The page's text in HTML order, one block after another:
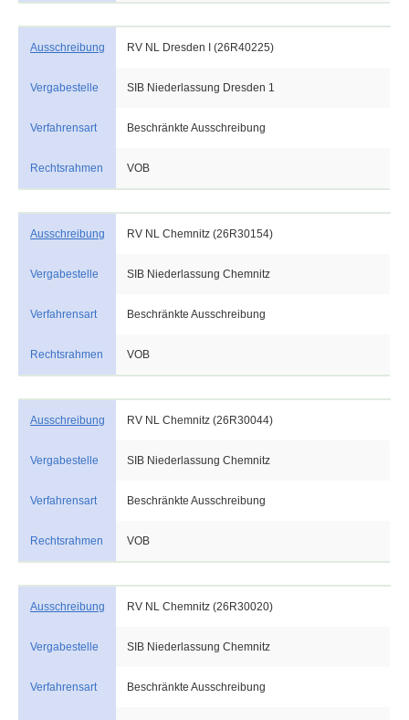
Ausschreibung RV NL Dresden I (26R40225)
Vergabestelle SIB Niederlassung Dresden 1
Verfahrensart Beschränkte Ausschreibung
Rechtsrahmen VOB
Ausschreibung RV NL Chemnitz (26R30154)
Vergabestelle SIB Niederlassung Chemnitz
Verfahrensart Beschränkte Ausschreibung
Rechtsrahmen VOB
Ausschreibung RV NL Chemnitz (26R30044)
Vergabestelle SIB Niederlassung Chemnitz
Verfahrensart Beschränkte Ausschreibung
Rechtsrahmen VOB
Ausschreibung RV NL Chemnitz (26R30020)
Vergabestelle SIB Niederlassung Chemnitz
Verfahrensart Beschränkte Ausschreibung